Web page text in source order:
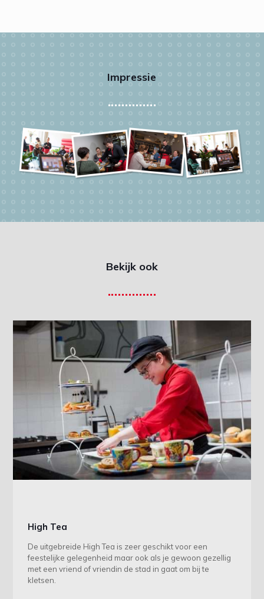
Impressie
Bekijk ook
High Tea
De uitgebreide High Tea is zeer geschikt voor een
feestelijke gelegenheid maar ook als je gewoon gezellig
met een vriend of vriendin de stad in gaat om bij te
kletsen.